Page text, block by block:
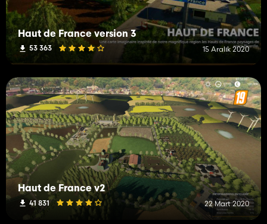
Haut de France version 3
53 363 15 Aralık 2020
Haut de France v2
41 831 22 Mart 2020